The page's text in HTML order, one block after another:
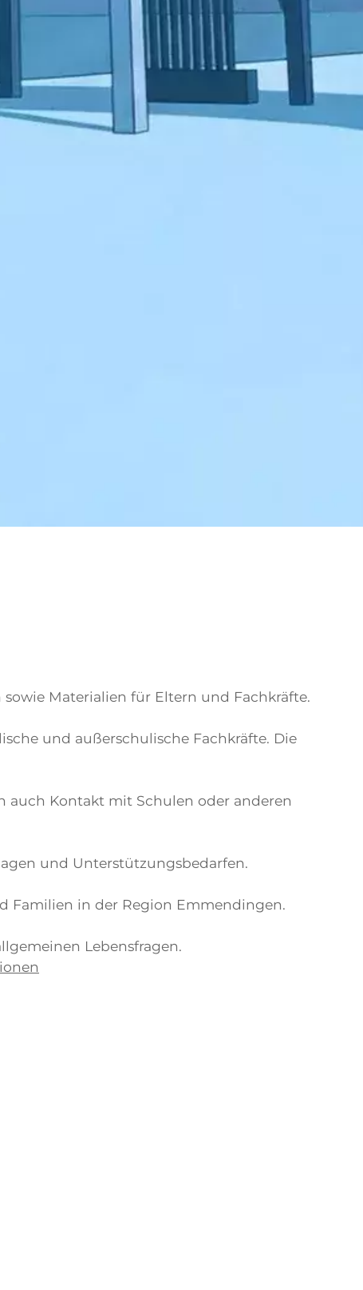
Materialien für Eltern und Fachkräfte.
und außerschulische Fachkräfte. Die
auch Kontakt mit Schulen oder anderen
und Unterstützungsbedarfen.
Familien in der Region Emmendingen.
Lebensfragen.